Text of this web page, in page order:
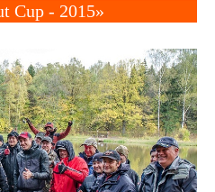
Cup - 2015»